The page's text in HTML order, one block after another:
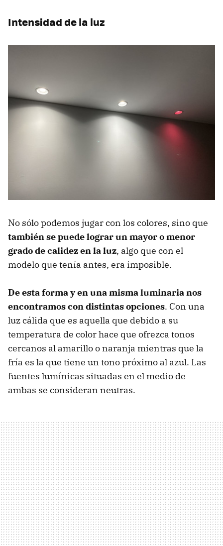
Intensidad de la luz
No sólo podemos jugar con los colores, sino que
también se puede lograr un mayor o menor
grado de calidez en la luz, algo que con el
modelo que tenía antes, era imposible.
De esta forma y en una misma luminaria nos
encontramos con distintas opciones. Con una
luz cálida que es aquella que debido a su
temperatura de color hace que ofrezca tonos
cercanos al amarillo o naranja mientras que la
fría es la que tiene un tono próximo al azul. Las
fuentes lumínicas situadas en el medio de
ambas se consideran neutras.